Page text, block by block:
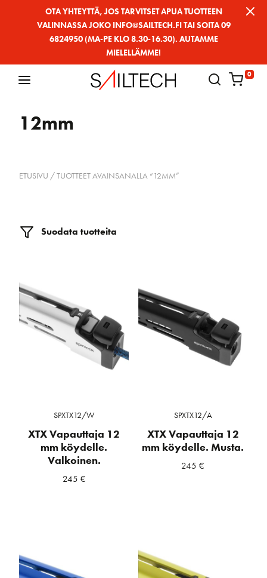
OTA YHTEYTTÄ, JOS TARVITSET APUA TUOTTEEN
VALINNASSA JOKO INFO@SAILTECH.FI TAI SOITA 09
6824950 (MA-PE KLO 8.30-16.30). AUTAMME
MIELELLÄMME!
0
12mm
ETUSIVU / TUOTTEET AVAINSANALLA “12MM”
Suodata tuotteita
SPXTX12/W
XTX Vapauttaja 12
mm köydelle.
Valkoinen.
245 €
SPXTX12/A
XTX Vapauttaja 12
mm köydelle. Musta.
245€